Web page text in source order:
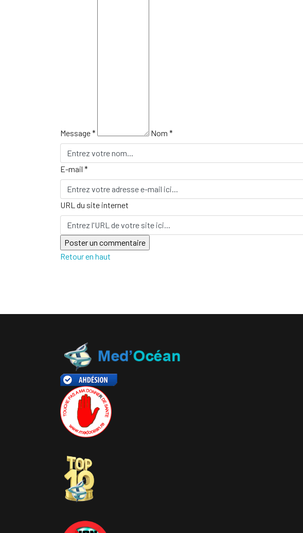
Message * Nom *
E-mail *
URL du site internet
Retour en haut